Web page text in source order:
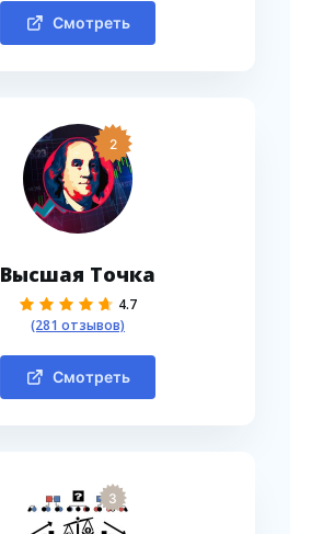
Смотреть
2
Высшая Точка
4.7
(281 отзывов)
Смотреть
3